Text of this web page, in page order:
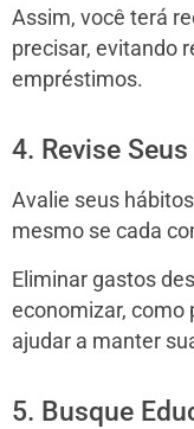
Assim, você terá
precisar, evitando
empréstimos.
4. Revise
Avalie seus
mesmo se cada
Eliminar gastos
economizar, como
ajudar a manter
5. Busque